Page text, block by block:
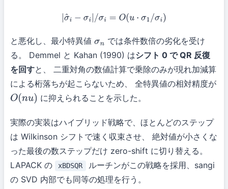
| σ^i− σi|/ σi= O(u⋅σ 1 /σi)
と悪化し、最小特異値 σn では条件数倍の劣化を受け
る。 Demmel と Kahan (1990) はシフト 0 で QR 反復
を回すと、 二重対角の数値計算で乗除のみが現れ加減算
による桁落ちが起こらないため、 全特異値の相対精度が
O(nu) に抑えられることを示した。
実際の実装はハイブリッド戦略で、ほとんどのステップ
は Wilkinson シフトで速く収束させ、 絶対値が小さくな
った最後の数ステップだけ zero-shift に切り替える。
LAPACK の
xBDSQR
ルーチンがこの戦略を採用、sangi
の SVD 内部でも同等の処理を行う。